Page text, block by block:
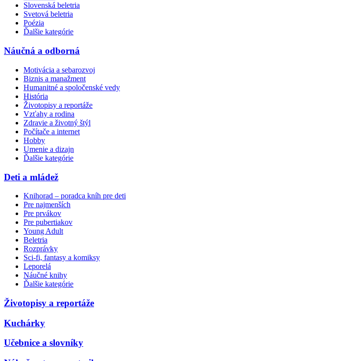
Slovenská beletria
Svetová beletria
Poézia
Ďalšie kategórie
Náučná a odborná
Motivácia a sebarozvoj
Biznis a manažment
Humanitné a spoločenské vedy
História
Životopisy a reportáže
Vzťahy a rodina
Zdravie a životný štýl
Počítače a internet
Hobby
Umenie a dizajn
Ďalšie kategórie
Deti a mládež
Knihorad – poradca kníh pre deti
Pre najmenších
Pre prvákov
Pre pubertiakov
Young Adult
Beletria
Rozprávky
Sci-fi, fantasy a komiksy
Leporelá
Náučné knihy
Ďalšie kategórie
Životopisy a reportáže
Kuchárky
Učebnice a slovníky